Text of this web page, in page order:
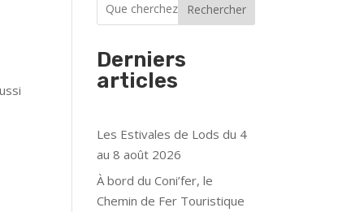
Rechercher
Derniers
articles
Les Estivales de Lods du 4
au 8 août 2026
À bord du Coni’fer, le
Chemin de Fer Touristique